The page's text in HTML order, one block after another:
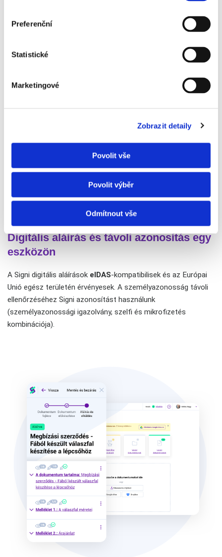
Preferenční
Statistické
Marketingové
Zobrazit detaily
Povolit vše
Povolit výběr
Odmítnout vše
Digitális aláírás és távoli azonosítás egy
eszközön
A Signi digitális aláírások eIDAS-kompatibilisek és az Európai
Unió egész területén érvényesek. A személyazonosság távoli
ellenőrzéséhez Signi azonosítást használunk
(személyazonossági igazolvány, szelfi és mikrofizetés
kombinációja).